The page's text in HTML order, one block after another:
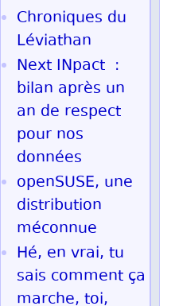
Chroniques du
Léviathan
Next INpact :
bilan après un
an de respect
pour nos
données
openSUSE, une
distribution
méconnue
Hé, en vrai, tu
sais comment ça
marche, toi,